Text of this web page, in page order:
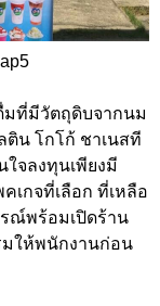
มที่มีวัตถุดิบจากนม
ติน โกโก้ ชาเนสที
จลงทุนเพียงมี
เกจที่เลือก ที่เหลือ
ณ์พร้อมเปิดร้าน
ให้พนักงานก่อน